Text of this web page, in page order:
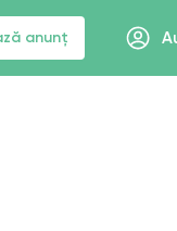
anunț